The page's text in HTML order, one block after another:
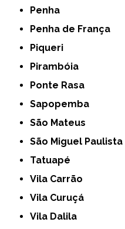
Penha
Penha de França
Piqueri
Pirambóia
Ponte Rasa
Sapopemba
São Mateus
São Miguel Paulista
Tatuapé
Vila Carrão
Vila Curuçá
Vila Dalila